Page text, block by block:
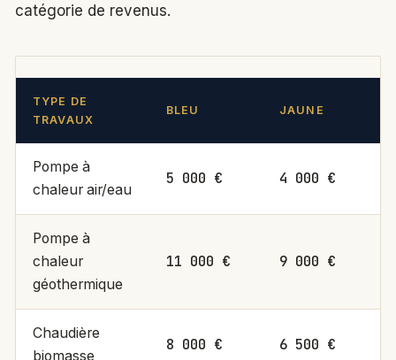
catégorie de revenus.
TYPE DE
TRAVAUX
BLEU JAUNE
Pompe à
chaleur air/eau
5 000 € 4 000 €
Pompe à
chaleur
géothermique
11 000 € 9 000 €
Chaudière
biomasse
8 000 € 6 500 €